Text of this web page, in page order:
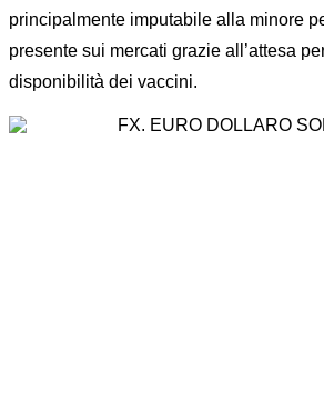
principalmente imputabile alla minore
presente sui mercati grazie all’attesa
disponibilità dei vaccini.